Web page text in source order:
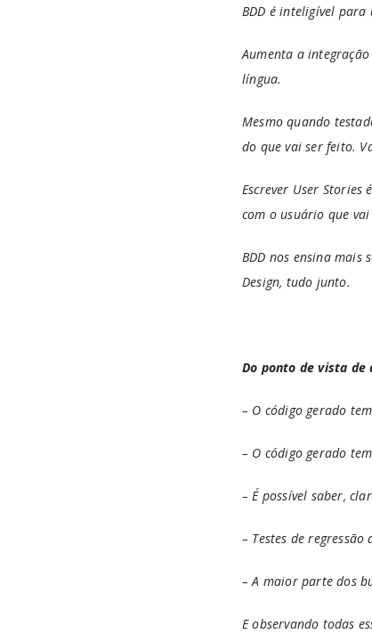
BDD é inteligível para
Aumenta a
língua.
Mesmo quando
do que vai ser feito.
Escrever User
com o usuário que
BDD nos ensina mais
Design, tudo junto.
Do ponto de vista de
– O código gerado
– O código gerado
– É possível saber,
– Testes de
– A maior parte dos
E observando todas